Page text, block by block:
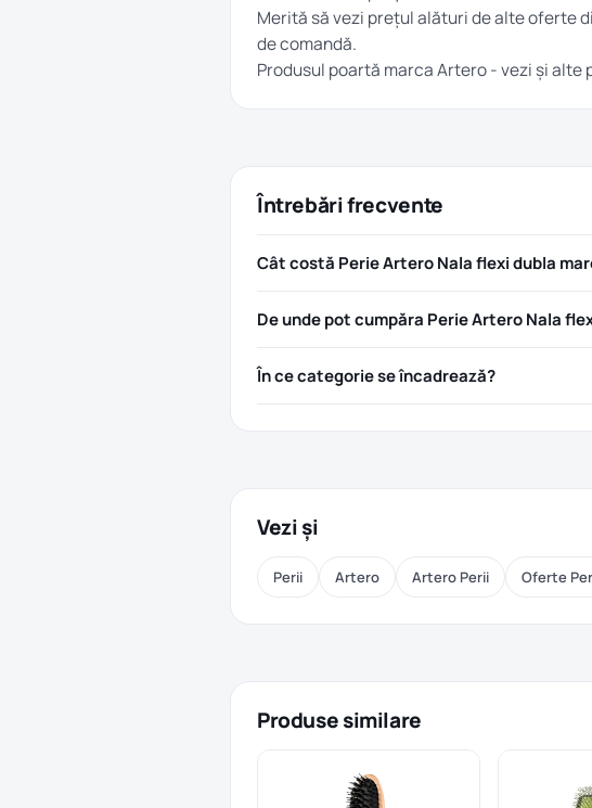
Merită să vezi prețul alături de alte oferte
de comandă.
Produsul poartă marcaArtero- vezi și alte
Întrebări frecvente
Cât costă Perie Artero Nala flexi dubla
De unde pot cumpăra Perie Artero Nala
În ce categorie se încadrează?
Vezi și
Perii Artero Artero Perii Oferte
Produse similare